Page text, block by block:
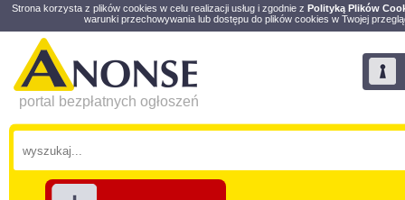
Strona korzysta z plików cookies w celu realizacji usług i zgodnie z Polityką Plików
warunki przechowywania lub dostępu do plików cookies w Twojej
portal bezpłatnych ogłoszeń